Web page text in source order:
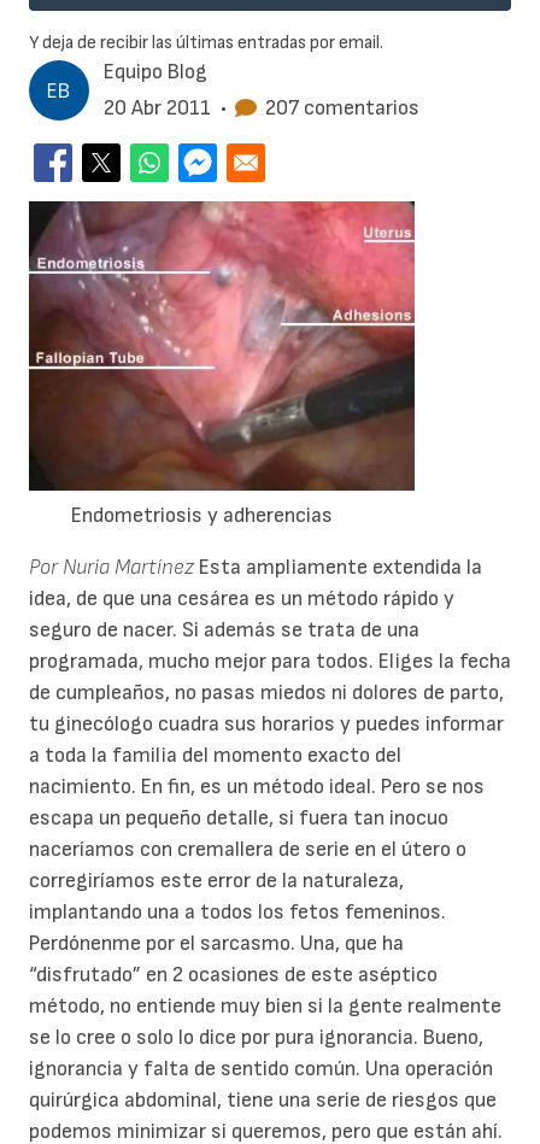
Equipo Blog
20 Abr 2011 • 207 comentarios
Endometriosis y adherencias
Por Nuria Martínez Esta ampliamente extendida la
idea, de que una cesárea es un método rápido y
seguro de nacer. Si además se trata de una
programada, mucho mejor para todos. Eliges la fecha
de cumpleaños, no pasas miedos ni dolores de parto,
tu ginecólogo cuadra sus horarios y puedes informar
a toda la familia del momento exacto del
nacimiento. En fin, es un método ideal. Pero se nos
escapa un pequeño detalle, si fuera tan inocuo
naceríamos con cremallera de serie en el útero o
corregiríamos este error de la naturaleza,
implantando una a todos los fetos femeninos.
Perdónenme por el sarcasmo. Una, que ha
“disfrutado” en 2 ocasiones de este aséptico
método, no entiende muy bien si la gente realmente
se lo cree o solo lo dice por pura ignorancia. Bueno,
ignorancia y falta de sentido común. Una operación
quirúrgica abdominal, tiene una serie de riesgos que
podemos minimizar si queremos, pero que están ahí.
Y deja de recibir las últimas entradas por email.